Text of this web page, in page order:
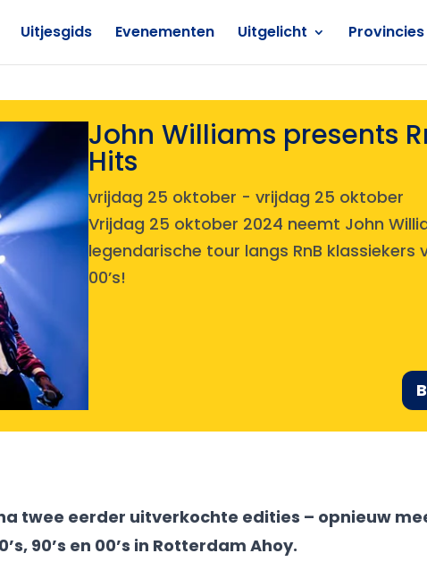
Uitjesgids Evenementen Uitgelicht
John Williams presents
Hits
vrijdag 25 oktober - vrijdag 25 oktober
Vrijdag 25 oktober 2024 neemt John
legendarische tour langs RnB klassiekers
00’s!
twee eerder uitverkochte edities – opnieuw
90’s en 00’s in Rotterdam Ahoy.